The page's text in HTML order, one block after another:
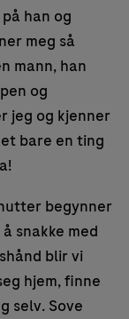
han og
meg så
mann, han
og
jeg og kjenner
bare en ting
begynner
snakke med
blir vi
hjem, finne
selv. Sove